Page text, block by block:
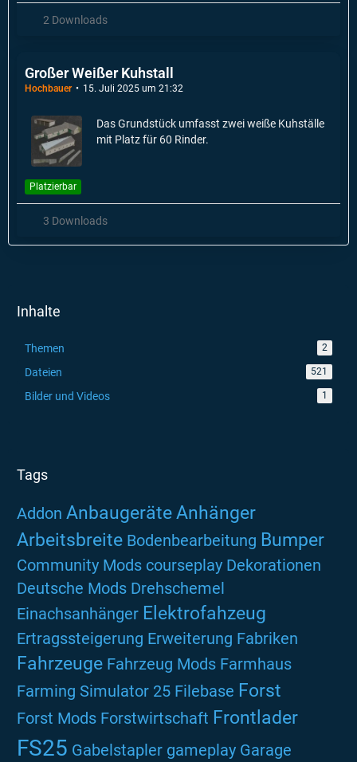
2 Downloads
Großer Weißer Kuhstall
Hochbauer 15. Juli 2025 um 21:32
Das Grundstück umfasst zwei weiße Kuhställe
mit Platz für 60 Rinder.
Platzierbar
3 Downloads
Inhalte
Themen 2
Dateien 521
Bilder und Videos 1
Tags
Addon AnbaugeräteAnhänger
Arbeitsbreite Bodenbearbeitung Bumper
Community Mods courseplay Dekorationen
Deutsche Mods Drehschemel
Einachsanhänger Elektrofahzeug
Ertragssteigerung Erweiterung Fabriken
Fahrzeuge Fahrzeug Mods Farmhaus
Farming Simulator 25 Filebase Forst
Forst Mods Forstwirtschaft Frontlader
FS25 Gabelstapler gameplay Garage